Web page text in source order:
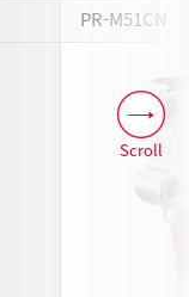
PR-M51CN
Scroll